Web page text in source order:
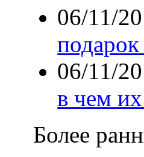
06/11/
06/11/
в чем
Более